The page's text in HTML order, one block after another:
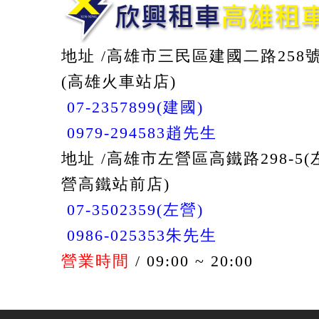
地址 /高雄市三民區建國二路258
(高雄火車站店)
07-2357899(建國)
0979-294583趙先生
地址 /高雄市左營區高鐵路298-5(
營高鐵站前店)
07-3502359(左營)
0986-025353朱先生
營業時間 / 09:00 ~ 20:00